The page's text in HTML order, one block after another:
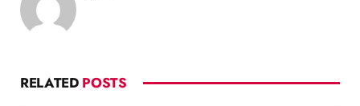
RELATED POSTS